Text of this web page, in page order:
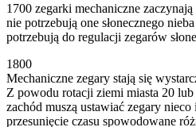
1700 zegarki mechaniczne
nie potrzebują one słonecznego
potrzebują do regulacji zegarów
1800
Mechaniczne zegary stają się
Z powodu rotacji ziemi miasta 20
zachód muszą ustawiać zegary
przesunięcie czasu spowodowane